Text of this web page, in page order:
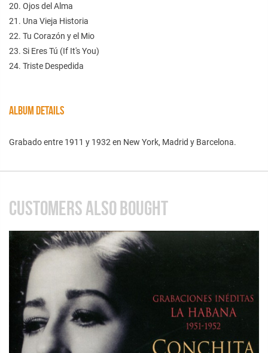
20. Ojos del Alma
21. Una Vieja Historia
22. Tu Corazón y el Mio
23. Si Eres Tú (If It's You)
24. Triste Despedida
ALBUM DETAILS
Grabado entre 1911 y 1932 en New York, Madrid y Barcelona.
CUSTOMERS ALSO BOUGHT